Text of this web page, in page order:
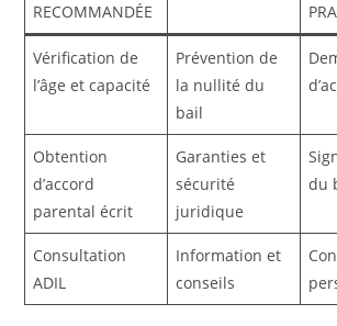
RECOMMANDÉE
Vérification de
l’âge et capacité
Prévention de
la nullité du
bail
Obtention
d’accord
parental écrit
Garanties et
sécurité
juridique
du
Consultation
ADIL
Information et
conseils